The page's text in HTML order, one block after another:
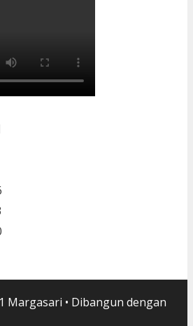
Margasari • Dibangun dengan